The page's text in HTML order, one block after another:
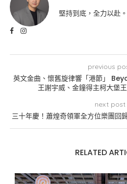
堅持到底，全力以赴
previous
英文金曲、懷舊旋律響「港節」
王謝宇威、金鐘得主柯大堡
next post
三十年慶！蕭煌奇領軍全方位樂團回
RELATED